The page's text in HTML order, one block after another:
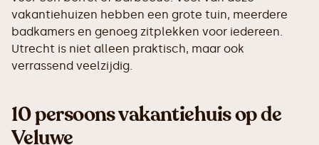
vakantiehuizen hebben een grote tuin, meerdere
badkamers en genoeg zitplekken voor iedereen.
Utrecht is niet alleen praktisch, maar ook
verrassend veelzijdig.
10 persoons vakantiehuis op de
Veluwe